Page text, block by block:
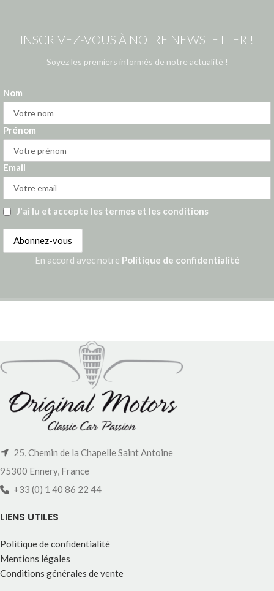
INSCRIVEZ-VOUS À NOTRE NEWSLETTER !
Soyez les premiers informés de notre actualité !
Nom
Prénom
Email
J'ai lu et accepte les termes et les conditions
En accord avec notre Politique de confidentialité
25, Chemin de la Chapelle Saint Antoine
95300 Ennery, France
+33 (0) 1 40 86 22 44
LIENS UTILES
Politique de confidentialité
Mentions légales
Conditions générales de vente